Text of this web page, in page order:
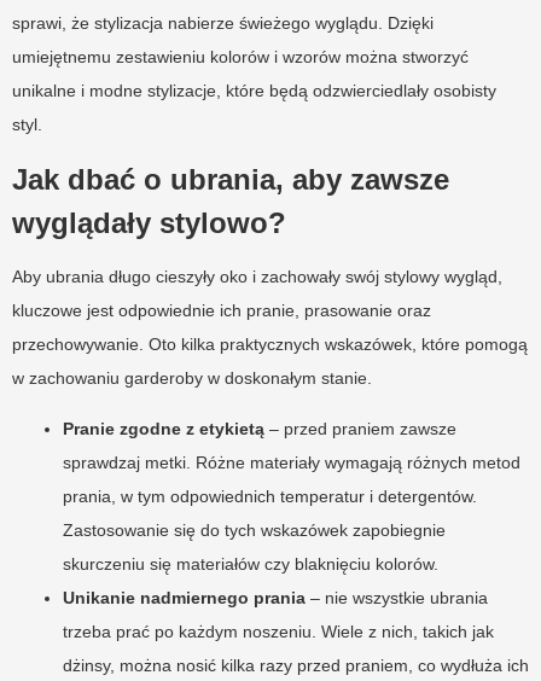
sprawi, że stylizacja nabierze świeżego wyglądu. Dzięki
umiejętnemu zestawieniu kolorów i wzorów można stworzyć
unikalne i modne stylizacje, które będą odzwierciedlały osobisty
styl.
Jak dbać o ubrania, aby zawsze
wyglądały stylowo?
Aby ubrania długo cieszyły oko i zachowały swój stylowy wygląd,
kluczowe jest odpowiednie ich pranie, prasowanie oraz
przechowywanie. Oto kilka praktycznych wskazówek, które pomogą
w zachowaniu garderoby w doskonałym stanie.
Pranie zgodne z etykietą – przed praniem zawsze
sprawdzaj metki. Różne materiały wymagają różnych metod
prania, w tym odpowiednich temperatur i detergentów.
Zastosowanie się do tych wskazówek zapobiegnie
skurczeniu się materiałów czy blaknięciu kolorów.
Unikanie nadmiernego prania – nie wszystkie ubrania
trzeba prać po każdym noszeniu. Wiele z nich, takich jak
dżinsy, można nosić kilka razy przed praniem, co wydłuża ich